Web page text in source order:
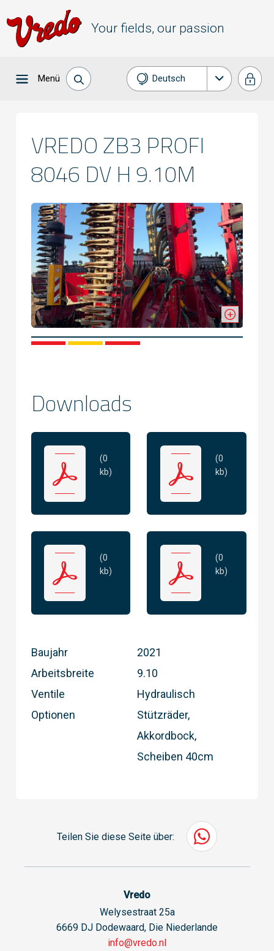
Your fields, our passion
Menü Deutsch
Français
Español
VREDO ZB3 PROFI
8046 DV H 9.10M
Downloads
(0
kb)
(0
kb)
(0
kb)
(0
kb)
Baujahr
2021
Arbeitsbreite
9.10
Ventile
Hydraulisch
Optionen
Stützräder,
Akkordbock,
Scheiben 40cm
Teilen Sie diese Seite über:
Vredo
Welysestraat 25a
6669 DJ Dodewaard, Die Niederlande
info@vredo.nl